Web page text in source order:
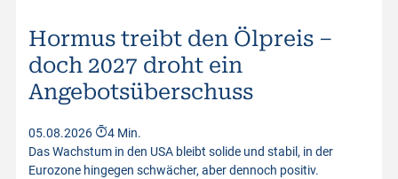
Hormus treibt den Ölpreis –
doch 2027 droht ein
Angebotsüberschuss
05.08.2026
4 Min.
Das Wachstum in den USA bleibt solide und stabil, in der
Eurozone hingegen schwächer, aber dennoch positiv.